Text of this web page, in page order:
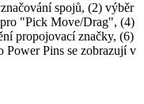
spojů, (2) výběr
"Pick Move/Drag", (4)
propojovací značky, (6)
Power Pins se zobrazují v